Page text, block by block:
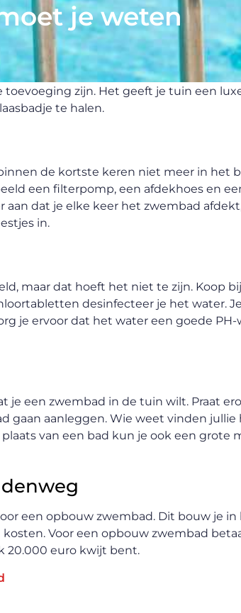
je weten
zijn. Het geeft je tuin een
te halen.
de kortste keren niet meer in het
een filterpomp, een afdekhoes en
dat je elke keer het zwembad
in.
maar dat hoeft het niet te zijn. Koop
desinfecteer je het water.
je ervoor dat het water een goede PH-
je een zwembad in de tuin wilt. Praat
gaan aanleggen. Wie weet vinden
van een bad kun je ook een grote
een opbouw zwembad. Dit bouw je in
Voor een opbouw zwembad
20.000 euro kwijt bent.